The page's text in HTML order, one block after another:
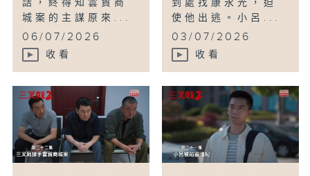
話，終得知雲貿商
城案的主謀原來...
06/07/2026
收看
到處找康永光，迫
使他出逃。小呂...
03/07/2026
收看